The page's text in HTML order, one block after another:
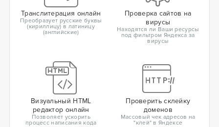
Транслитерация онлайн
Преобразует русские буквы
(кириллицу) в латиницу
(английские)
Проверка сайтов на
вирусы
Находятся ли Ваши ресурсы
под фильтром Яндекса за
вирусы
Визуальный HTML
редактор онлайн
Позволяет ускорить
процесс написания кода
Проверить склейку
доменов
Массовый чек адресов на
"клей" в Яндексе